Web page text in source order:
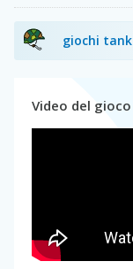
giochi tank
Video del gioco